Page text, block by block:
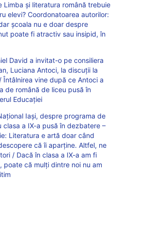
Limba și literatura română trebuie
elevi? Coordonatoarea autorilor:
școala nu e doar despre
poate fi atractiv sau insipid, în
David a invitat-o pe consiliera
Luciana Antoci, la discuții la
Întâlnirea vine după ce Antoci a
de română de liceu pusă în
Educației
Iași, despre programa de
clasa a IX-a pusă în dezbatere –
Literatura e artă doar când
că îi aparține. Altfel, ne
/ Dacă în clasa a IX-a am fi
poate că mulți dintre noi nu am